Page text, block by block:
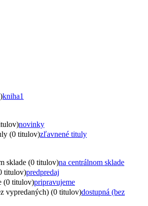
kniha1
novinky
(0 titulov)zľavnené tituly
sklade (0 titulov)na centrálnom sklade
titulov)predpredaj
(0 titulov)pripravujeme
vypredaných) (0 titulov)dostupná (bez